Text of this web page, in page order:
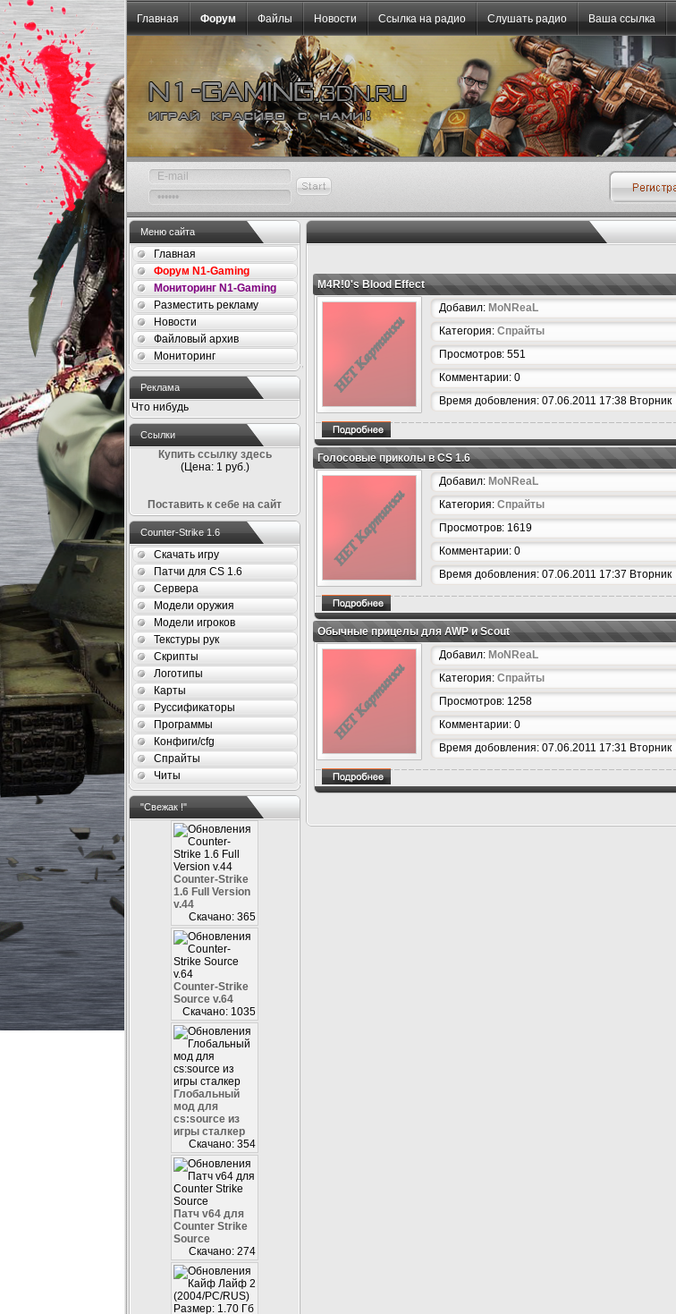
Главная Форум Файлы Новости Ссылка на радио Слушать радио Ваша ссылка
Меню сайта
Главная
Форум N1-Gaming
Мониторинг N1-Gaming
Разместить рекламу
Новости
Файловый архив
Мониторинг
Реклама
Что нибудь
Ссылки
Купить ссылку здесь
(Цена: 1 руб.)
Поставить к себе на сайт
Counter-Strike 1.6
Скачать игру
Патчи для CS 1.6
Сервера
Модели оружия
Модели игроков
Текстуры рук
Скрипты
Логотипы
Карты
Руссификаторы
Программы
Конфиги/cfg
Спрайты
Читы
"Свежак !"
Counter-Strike
1.6 Full Version
v.44
Скачано: 365
Counter-Strike
Source v.64
Скачано: 1035
Глобальный
мод для
cs:source из
игры сталкер
Скачано: 354
Патч v64 для
Counter Strike
Source
Скачано: 274
M4R!0's Blood Effect
Добавил: MoNReaL
Категория: Спрайты
Просмотров: 551
Комментарии: 0
Время добовления: 07.06.2011 17:38 Вторник
Голосовые приколы в CS 1.6
Добавил: MoNReaL
Категория: Спрайты
Просмотров: 1619
Комментарии: 0
Время добовления: 07.06.2011 17:37 Вторник
Обычные прицелы для AWP и Scout
Добавил: MoNReaL
Категория: Спрайты
Просмотров: 1258
Комментарии: 0
Время добовления: 07.06.2011 17:31 Вторник